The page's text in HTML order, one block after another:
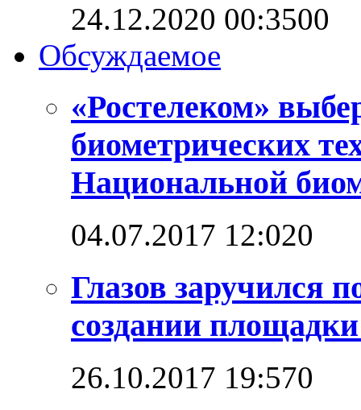
24.12.2020 00:3500
Обсуждаемое
«Ростелеком»
биометрических
Национальной
04.07.2017 12:020
Глазов заручился
создании
26.10.2017 19:570